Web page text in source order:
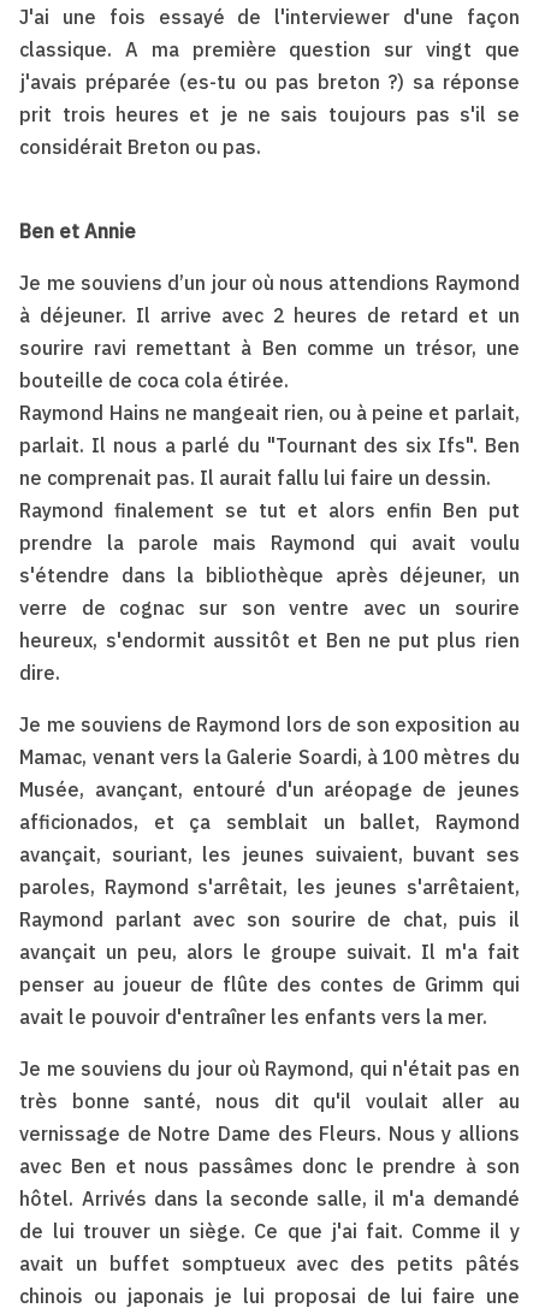
J'ai une fois essayé de l'interviewer d'une façon
classique. A ma première question sur vingt que
j'avais préparée (es-tu ou pas breton ?) sa réponse
prit trois heures et je ne sais toujours pas s'il se
considérait Breton ou pas.
Ben et Annie
Je me souviens d’un jour où nous attendions Raymond
à déjeuner. Il arrive avec 2 heures de retard et un
sourire ravi remettant à Ben comme un trésor, une
bouteille de coca cola étirée.
Raymond Hains ne mangeait rien, ou à peine et parlait,
parlait. Il nous a parlé du "Tournant des six Ifs". Ben
ne comprenait pas. Il aurait fallu lui faire un dessin.
Raymond finalement se tut et alors enfin Ben put
prendre la parole mais Raymond qui avait voulu
s'étendre dans la bibliothèque après déjeuner, un
verre de cognac sur son ventre avec un sourire
heureux, s'endormit aussitôt et Ben ne put plus rien
dire.
Je me souviens de Raymond lors de son exposition au
Mamac, venant vers la Galerie Soardi, à 100 mètres du
Musée, avançant, entouré d'un aréopage de jeunes
afficionados, et ça semblait un ballet, Raymond
avançait, souriant, les jeunes suivaient, buvant ses
paroles, Raymond s'arrêtait, les jeunes s'arrêtaient,
Raymond parlant avec son sourire de chat, puis il
avançait un peu, alors le groupe suivait. Il m'a fait
penser au joueur de flûte des contes de Grimm qui
avait le pouvoir d'entraîner les enfants vers la mer.
Je me souviens du jour où Raymond, qui n'était pas en
très bonne santé, nous dit qu'il voulait aller au
vernissage de Notre Dame des Fleurs. Nous y allions
avec Ben et nous passâmes donc le prendre à son
hôtel. Arrivés dans la seconde salle, il m'a demandé
de lui trouver un siège. Ce que j'ai fait. Comme il y
avait un buffet somptueux avec des petits pâtés
chinois ou japonais je lui proposai de lui faire une